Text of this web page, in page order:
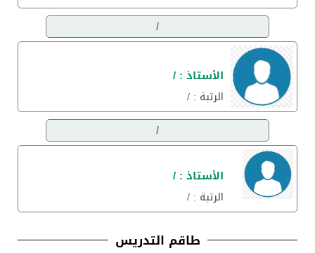
/
الأستاذ : /
الرتبة : /
/
الأستاذ : /
الرتبة : /
طاقم التدريس